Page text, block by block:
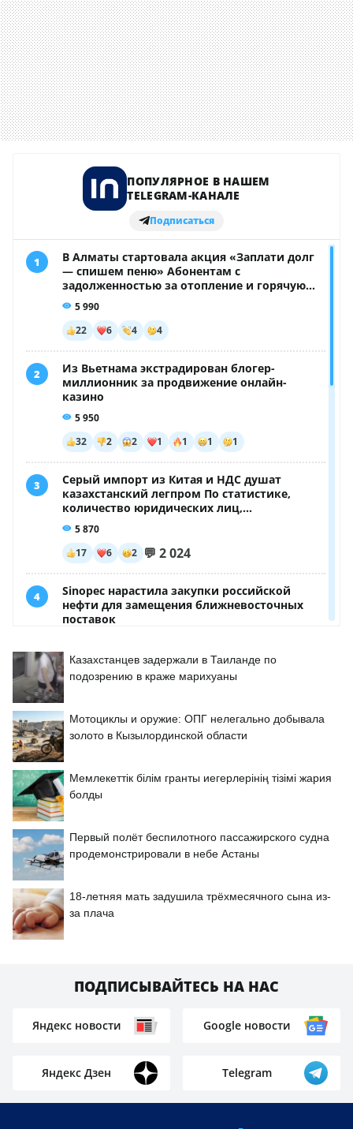
Казахстанцев задержали в Таиланде по
подозрению в краже марихуаны
Мотоциклы и оружие: ОПГ нелегально добывала
золото в Кызылординской области
Мемлекеттік білім гранты иегерлерінің тізімі жария
болды
Первый полёт беспилотного пассажирского судна
продемонстрировали в небе Астаны
18-летняя мать задушила трёхмесячного сына из-
за плача
ПОДПИСЫВАЙТЕСЬ НА НАС
Яндекс новости Google новости
Яндекс Дзен Telegram